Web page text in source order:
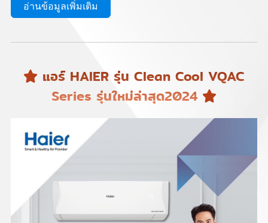
อ่านข้อมูลเพิ่มเติม
แอร์ HAIER รุ่น Clean Cool VQAC
Series รุ่นใหม่ล่าสุด2024